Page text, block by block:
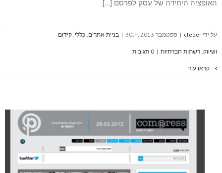
האופציה היחידה של עסק לפרסם […]
על ידי cleper
| ספטמבר 30th, 2013 | בניית אתרים כללי קידום
ושיווק, רשתות חברתיות | 0 תגובות
קראו עוד